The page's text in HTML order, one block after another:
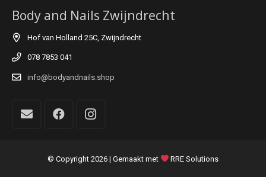
Body and Nails Zwijndrecht
Hof van Holland 25C, Zwijndrecht
078 7853 041
info@bodyandnails.shop
© Copyright 2026 | Gemaakt met RRE Solutions